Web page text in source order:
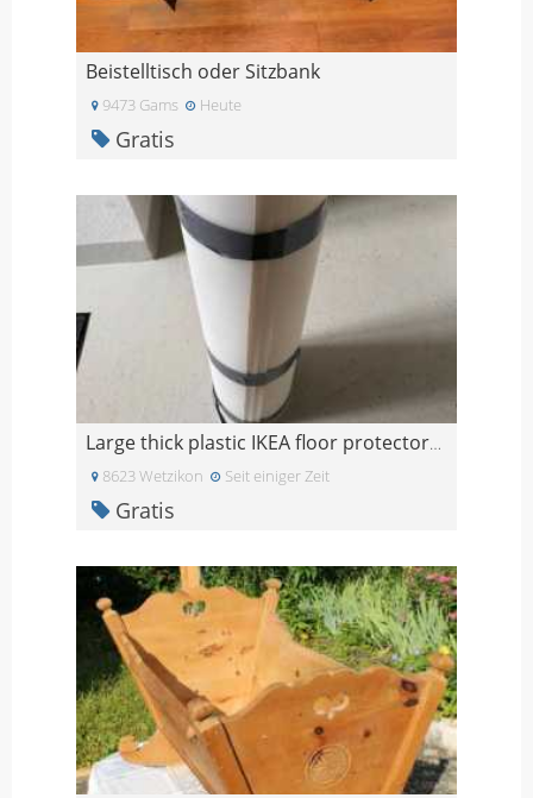
Beistelltisch oder Sitzbank
9473 Gams Heute
Gratis
Large thick plastic IKEA floor protectors x 3
8623 Wetzikon Seit einiger Zeit
Gratis